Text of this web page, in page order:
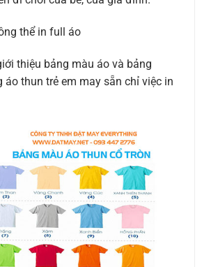
thể in full áo
thiệu bảng màu áo và bảng
áo thun trẻ em may sẵn chỉ việc in